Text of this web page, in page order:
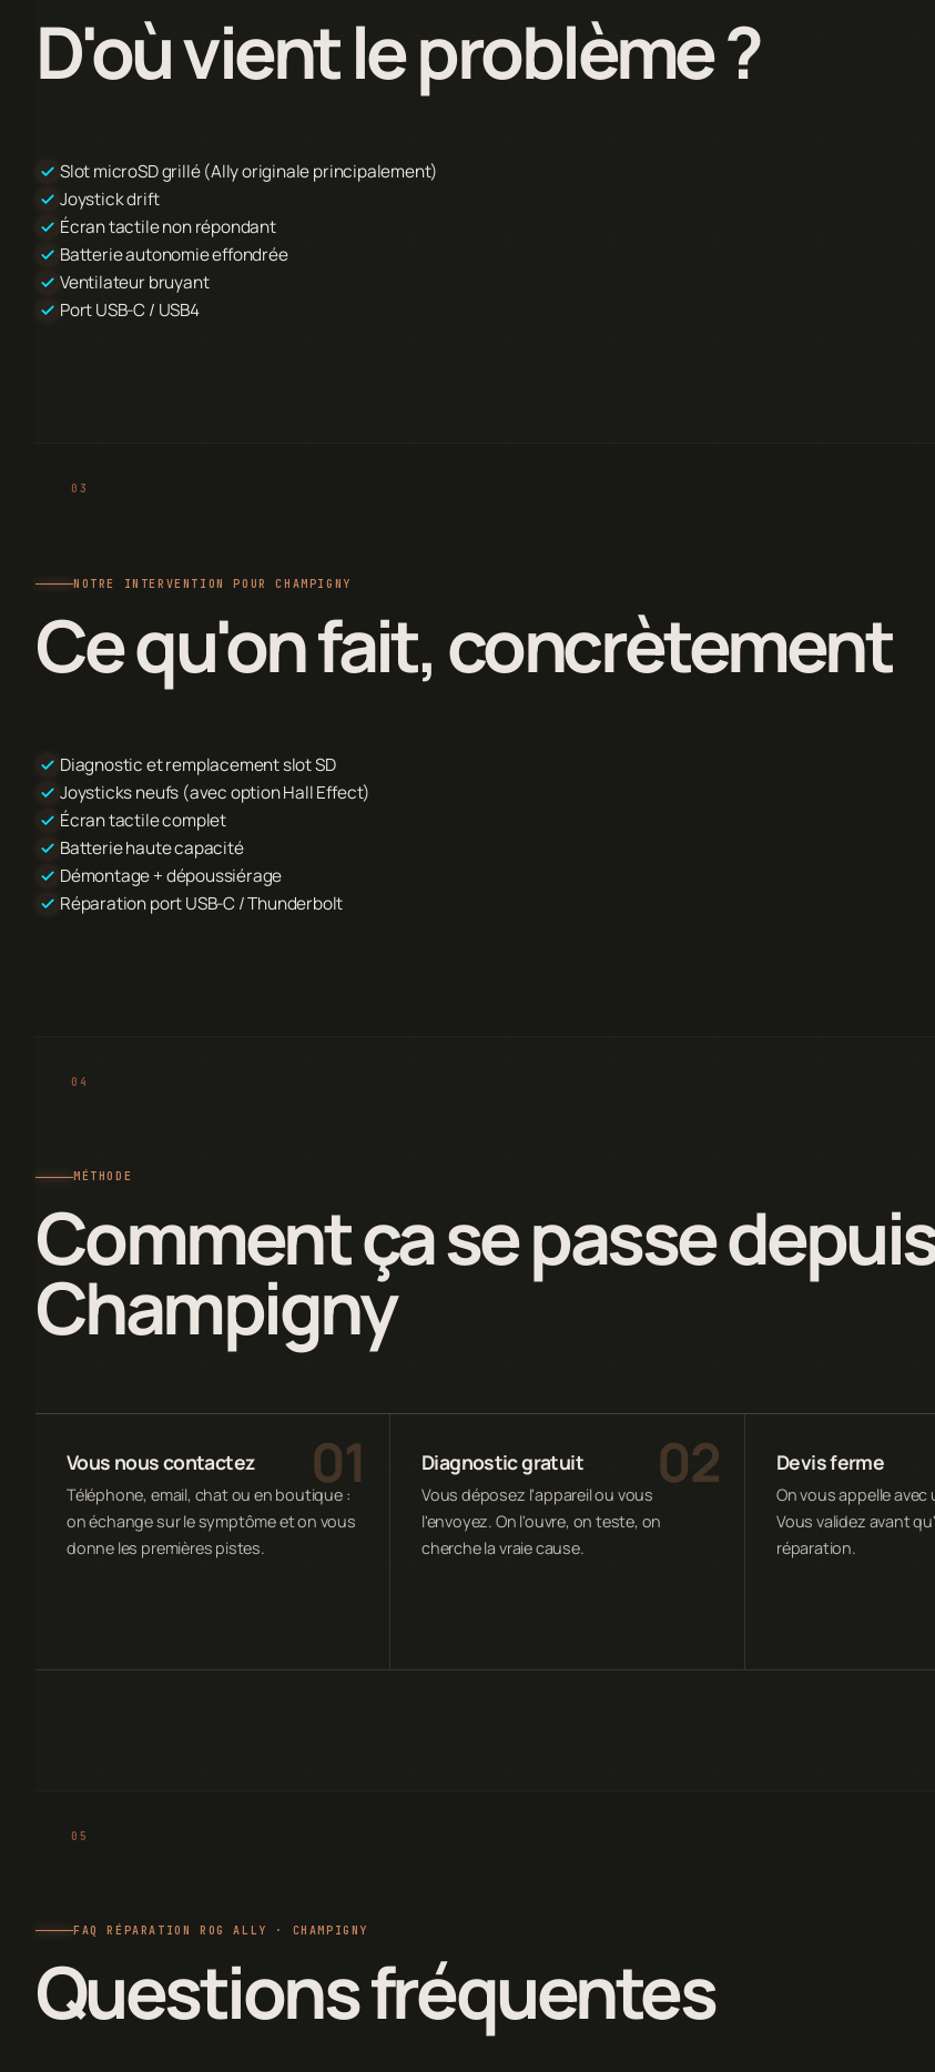
D'où vient le problème ?
Slot microSD grillé (Ally originale principalement)
Joystick drift
Écran tactile non répondant
Batterie autonomie effondrée
Ventilateur bruyant
Port USB-C / USB4
NOTRE INTERVENTION POUR CHAMPIGNY
Ce qu'on fait, concrètement
Diagnostic et remplacement slot SD
Joysticks neufs (avec option Hall Effect)
Écran tactile complet
Batterie haute capacité
Démontage + dépoussiérage
Réparation port USB-C / Thunderbolt
MÉTHODE
Comment ça se passe
Champigny
Vous nous contactez
Téléphone, email, chat ou en boutique :
on échange sur le symptôme et on vous
donne les premières pistes.
Diagnostic gratuit
Vous déposez l'appareil ou vous
l'envoyez. On l'ouvre, on teste, on
cherche la vraie cause.
Devis ferme
On vous appelle avec
Vous validez avant
réparation.
FAQ RÉPARATION ROG ALLY · CHAMPIGNY
Questions fréquentes